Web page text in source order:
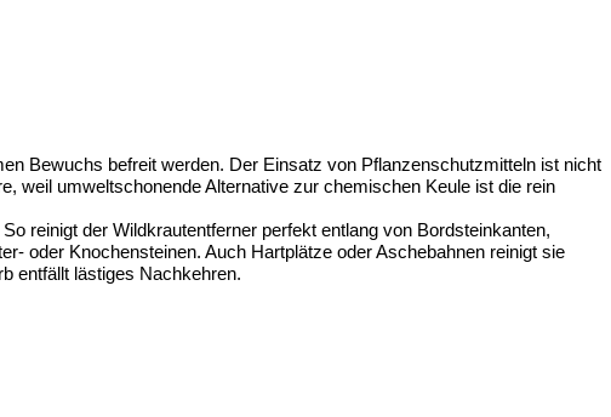
Bewuchs befreit werden. Der Einsatz von Pflanzenschutzmitteln ist nicht
weil umweltschonende Alternative zur chemischen Keule ist die rein
reinigt der Wildkrautentferner perfekt entlang von Bordsteinkanten,
oder Knochensteinen. Auch Hartplätze oder Aschebahnen reinigt sie
entfällt lästiges Nachkehren.